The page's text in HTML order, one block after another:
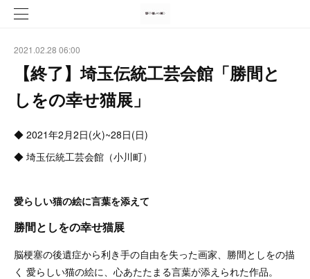
2021.02.28 06:00
【終了】埼玉伝統工芸会館「勝間と
しをの幸せ猫展」
◆ 2021年2月2日(火)~28日(日)
◆ 埼玉伝統工芸会館（小川町）
愛らしい猫の絵に言葉を添えて
勝間としをの幸せ猫展
脳梗塞の後遺症から利き手の自由を失った画家、勝間としをの描
く 愛らしい猫の絵に、心あたたまる言葉が添えられた作品。